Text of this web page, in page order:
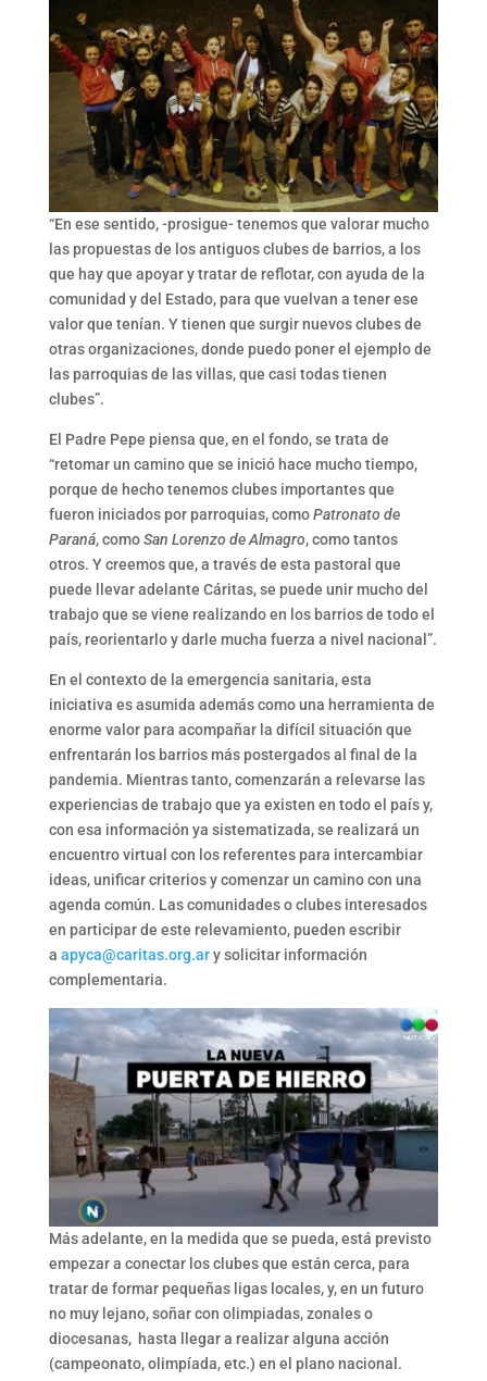
“En ese sentido, -prosigue- tenemos que valorar mucho
las propuestas de los antiguos clubes de barrios, a los
que hay que apoyar y tratar de reflotar, con ayuda de la
comunidad y del Estado, para que vuelvan a tener ese
valor que tenían. Y tienen que surgir nuevos clubes de
otras organizaciones, donde puedo poner el ejemplo de
las parroquias de las villas, que casi todas tienen
clubes”.
El Padre Pepe piensa que, en el fondo, se trata de
“retomar un camino que se inició hace mucho tiempo,
porque de hecho tenemos clubes importantes que
fueron iniciados por parroquias, comoPatronato de
Paraná, comoSan Lorenzo de Almagro, como tantos
otros. Y creemos que, a través de esta pastoral que
puede llevar adelante Cáritas, se puede unir mucho del
trabajo que se viene realizando en los barrios de todo el
país, reorientarlo y darle mucha fuerza a nivel nacional”.
En el contexto de la emergencia sanitaria, esta
iniciativa es asumida además como una herramienta de
enorme valor para acompañar la difícil situación que
enfrentarán los barrios más postergados al final de la
pandemia. Mientras tanto, comenzarán a relevarse las
experiencias de trabajo que ya existen en todo el país y,
con esa información ya sistematizada, se realizará un
encuentro virtual con los referentes para intercambiar
ideas, unificar criterios y comenzar un camino con una
agenda común. Las comunidades o clubes interesados
en participar de este relevamiento, pueden escribir
a apyca@caritas.org.ary solicitar información
complementaria.
Más adelante, en la medida que se pueda, está previsto
empezar a conectar los clubes que están cerca, para
tratar de formar pequeñas ligas locales, y, en un futuro
no muy lejano, soñar con olimpiadas, zonales o
diocesanas, hasta llegar a realizar alguna acción
(campeonato, olimpíada, etc.) en el plano nacional.